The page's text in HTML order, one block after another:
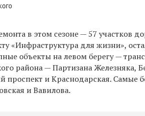
в этом сезоне — 57 участков
«Инфраструктура для жизни»,
объекты на левом берегу —
района — Партизана Железняка,
проспект и Краснодарская. Самые
и Вавилова.